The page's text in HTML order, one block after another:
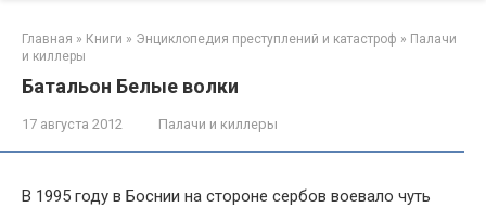
Главная » Книги » Энциклопедия преступлений и катастроф » Палачи
и киллеры
Батальон Белые волки
17 августа 2012 Палачи и киллеры
В 1995 году в Боснии на стороне сербов воевало чуть